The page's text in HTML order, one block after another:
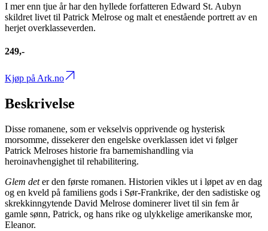
I mer enn tjue år har den hyllede forfatteren Edward St. Aubyn
skildret livet til Patrick Melrose og malt et enestående portrett av en
herjet overklasseverden.
249,-
Kjøp på Ark.no
Beskrivelse
Disse romanene, som er vekselvis opprivende og hysterisk
morsomme, dissekerer den engelske overklassen idet vi følger
Patrick Melroses historie fra barnemishandling via
heroinavhengighet til rehabilitering.
Glem deter den første romanen. Historien vikles ut i løpet av en dag
og en kveld på familiens gods i Sør-Frankrike, der den sadistiske og
skrekkinngytende David Melrose dominerer livet til sin fem år
gamle sønn, Patrick, og hans rike og ulykkelige amerikanske mor,
Eleanor.